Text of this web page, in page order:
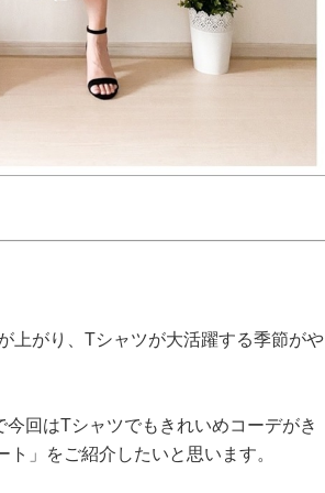
上がり、Tシャツが大活躍する季節がや
回はTシャツでもきれいめコーデがき
」をご紹介したいと思います。